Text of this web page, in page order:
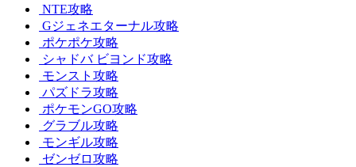
NTE攻略
Gジェネエターナル攻略
ポケポケ攻略
シャドバ ビヨンド攻略
モンスト攻略
パズドラ攻略
ポケモンGO攻略
グラブル攻略
モンギル攻略
ゼンゼロ攻略